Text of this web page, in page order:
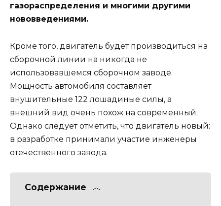
газораспределения и многими другими
нововведениями.
Кроме того, двигатель будет производиться на
сборочной линии на никогда не
использовавшемся сборочном заводе.
Мощность автомобиля составляет
внушительные 122 лошадиные силы, а
внешний вид очень похож на современный.
Однако следует отметить, что двигатель новый:
в разработке принимали участие инженеры
отечественного завода.
Содержание